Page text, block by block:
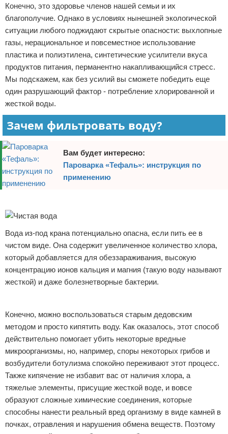
Ремонт квартиры
Ванная
Домашний быт
Коммунальные услуги
Сантехника
Безопасность
Стройматериалы
Разное
Условия предоставления информации
Отказ от ответственности
Конечно, это здоровье членов нашей семьи и их
благополучие. Однако в условиях нынешней экологической
ситуации любого поджидают скрытые опасности: выхлопные
газы, нерациональное и повсеместное использование
пластика и полиэтилена, синтетические усилители вкуса
продуктов питания, перманентно накапливающийся стресс.
Мы подскажем, как без усилий вы сможете победить еще
один разрушающий фактор - потребление хлорированной и
жесткой воды.
Зачем фильтровать воду?
Вам будет интересно:
Пароварка «Тефаль»: инструкция по
применению
Вода из-под крана потенциально опасна, если пить ее в
чистом виде. Она содержит увеличенное количество хлора,
который добавляется для обеззараживания, высокую
концентрацию ионов кальция и магния (такую воду называют
жесткой) и даже болезнетворные бактерии.
Конечно, можно воспользоваться старым дедовским
методом и просто кипятить воду. Как оказалось, этот способ
действительно помогает убить некоторые вредные
микроорганизмы, но, например, споры некоторых грибов и
возбудители ботулизма спокойно переживают этот процесс.
Также кипячение не избавит вас от наличия хлора, а
тяжелые элементы, присущие жесткой воде, и вовсе
образуют сложные химические соединения, которые
способны нанести реальный вред организму в виде камней в
почках, отравления и нарушения обмена веществ. Поэтому